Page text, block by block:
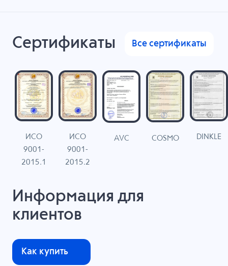
Сертификаты Все сертификаты
ИСО
9001-
2015.1
ИСО
9001-
2015.2
AVC COSMO DINKLE
Информация для
клиентов
Как купить